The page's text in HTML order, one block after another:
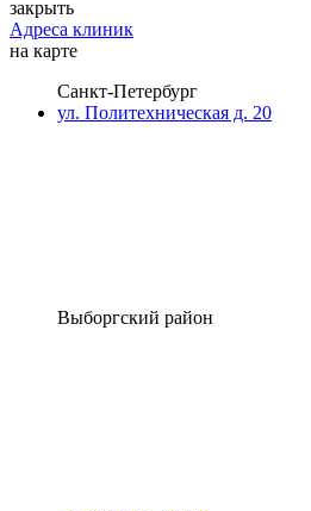
закрыть
Адреса клиник
на карте
Санкт-Петербург
ул. Политехническая д. 20
Выборгский район